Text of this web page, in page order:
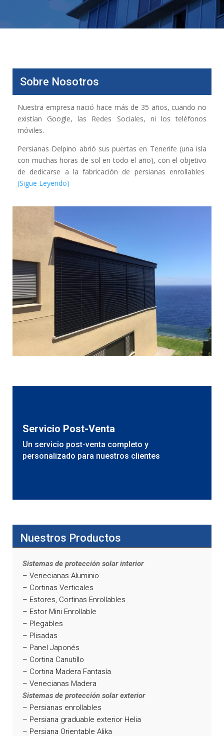
Sobre Nosotros
Nuestra empresa nació hace más de 35 años, cuando no
existían Google, las Redes Sociales, ni los teléfonos
móviles.
Persianas Delpino abrió sus puertas en Tenerife (una isla
con muchas horas de sol en todo el año), con el objetivo
de dedicarse a la fabricación de persianas enrollables
(Sigue Leyendo)
Servicio Post-Venta
Un servicio post-venta completo y
personalizado para nuestros clientes
Nuestros Productos
Sistemas de protección solar interior
– Venecianas Aluminio
– Cortinas Verticales
– Estores, Cortinas Enrollables
– Estor Mini Enrollable
– Plegables
– Plisadas
– Panel Japonés
– Cortina Canutillo
– Cortina Madera Fantasía
– Venecianas Madera
Sistemas de protección solar exterior
– Persianas enrollables
– Persiana graduable exterior Helia
– Persiana Orientable Alika